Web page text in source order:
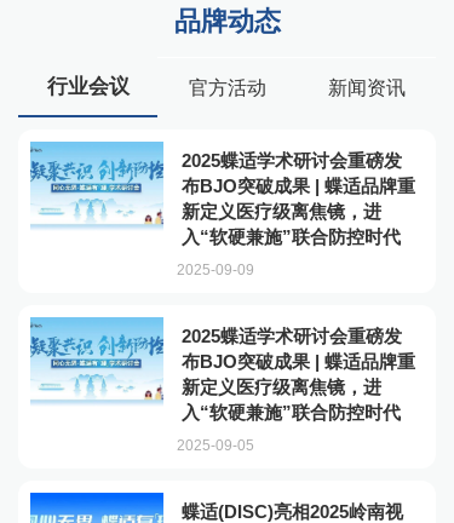
品牌动态
行业会议 官方活动 新闻资讯
2025蝶适学术研讨会重磅发
布BJO突破成果 | 蝶适品牌重
新定义医疗级离焦镜，进
入“软硬兼施”联合防控时代
2025-09-09
2025蝶适学术研讨会重磅发
布BJO突破成果 | 蝶适品牌重
新定义医疗级离焦镜，进
入“软硬兼施”联合防控时代
2025-09-05
蝶适(DISC)亮相2025岭南视